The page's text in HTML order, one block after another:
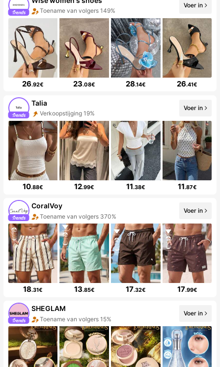
Toename van volgers 149%
Voer in
26.92€ 23.08€ 28.14€ 26.41€
Talia
Verkoopstijging 19%
Voer in
10.88€ 12.99€ 11.38€ 11.87€
CoralVoy
Toename van volgers 370%
Voer in
18.31€ 13.85€ 17.32€ 17.99€
SHEGLAM
Toename van volgers 15%
Voer in